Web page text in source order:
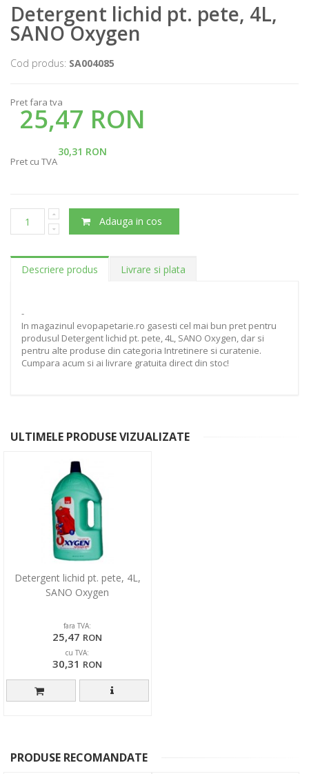
Detergent lichid pt. pete, 4L,
SANO Oxygen
Cod produs: SA004085
Pret fara tva
25,47 RON
30,31 RON
Pret cu TVA
Adauga in cos
Descriere produs Livrare si plata
-
In magazinul evopapetarie.ro gasesti cel mai bun pret pentru
produsul Detergent lichid pt. pete, 4L, SANO Oxygen, dar si
pentru alte produse din categoria Intretinere si curatenie.
Cumpara acum si ai livrare gratuita direct din stoc!
ULTIMELE PRODUSE VIZUALIZATE
Detergent lichid pt. pete, 4L,
SANO Oxygen
fara TVA:
25,47 RON
cu TVA:
30,31 RON
PRODUSE RECOMANDATE